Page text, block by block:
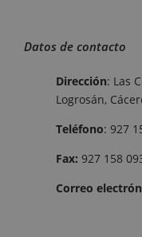
Datos de contacto
Dirección: Las
Logrosán,
Teléfono: 927
Fax: 927 158
Correo